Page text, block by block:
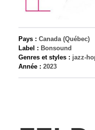
Pays : Canada (Québec)
Label : Bonsound
Genres et styles : jazz-
Année : 2023